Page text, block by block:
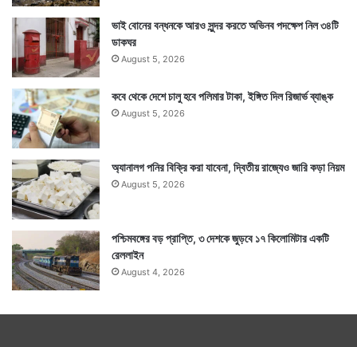
ভাই বোনের বন্ধনকে আরও সুন্দর করতে অভিনব পদক্ষেপ নিল ৩৪টি
ডাকঘর
August 5, 2026
কবে থেকে দেশে চালু হবে পলিমার টাকা, ইঙ্গিত দিল রিজার্ভ ব্যাঙ্ক
August 5, 2026
অ্যানালগ পনির বিক্রি করা যাবেনা, দ্বিতীয় রাজ্যেও জারি কড়া নিয়ম
August 5, 2026
পশ্চিমবঙ্গের বড় প্রাপ্তি, ৩ দেশকে জুড়বে ১৭ কিলোমিটার একটি
রেললাইন
August 4, 2026